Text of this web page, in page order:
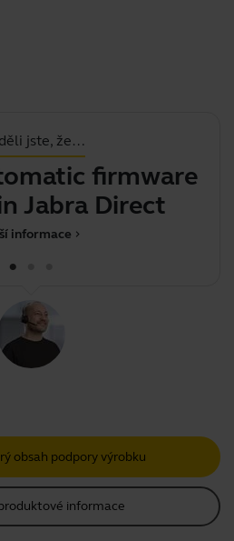
jste, že…
firmware
Jabra Direct
chevron_right
informace
obsah podpory výrobku
informace